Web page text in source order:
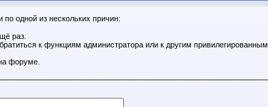
одной из нескольких причин:
раз.
к функциям администратора или к другим привилегированным
форуме.